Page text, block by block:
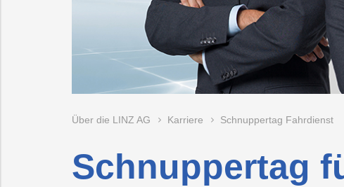
Trauer
PLUS24
Mobilität
Abschied
Services
Nachhaltigkeit
Versorgungssicherheit
Lehrlingsausbildung
Neuland
Projekte
LINZ
AG
WASSER
Projekte
LINZ
Kraftwerke
Über die LINZ AG Karriere Schnuppertag Fahrdienst
Schnuppertag